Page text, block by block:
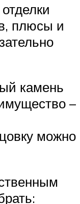
плюсы и
камень
–
можно